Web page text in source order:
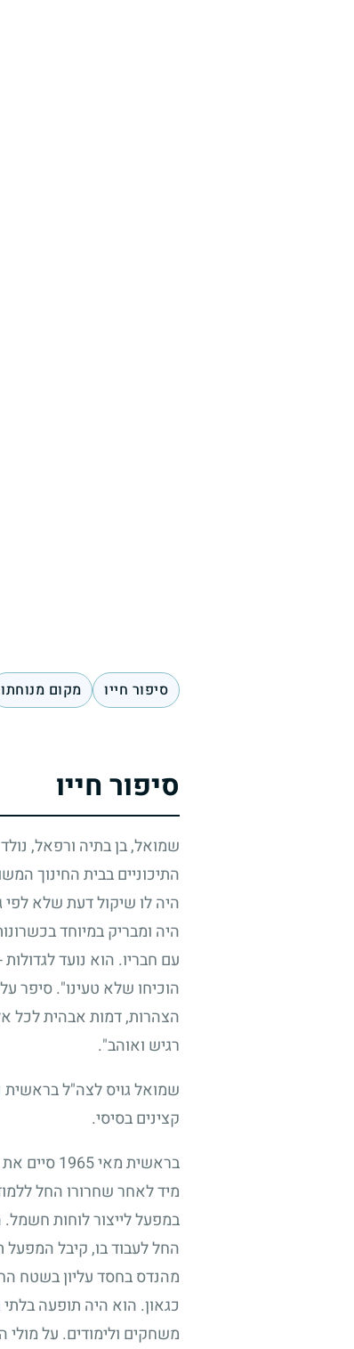
סיפור חייו מקום מנוחתו
סיפור חייו
שמואל, בן בתיה ורפאל,
התיכוניים בבית החינוך
היה לו שיקול דעת שלא לפי
היה ומבריק במיוחד
עם חבריו. הוא נועד לגדולות
הוכיחו שלא טעינו". סיפר
הצהרות, דמות אבהית לכל
רגיש ואוהב".
שמואל גויס לצה"ל בראשית
קצינים בסיסי.
בראשית מאי1965סיים את
מיד לאחר שחרורו החל
במפעל לייצור לוחות
החל לעבוד בו, קיבל
מהנדס בחסד עליון בשטח
כגאון. הוא היה תופעה
משחקים ולימודים. על